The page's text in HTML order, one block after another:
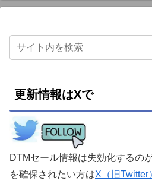
更新情報はXで
DTMセール情報は失効化するの
を確保されたい方はX（旧Twitter